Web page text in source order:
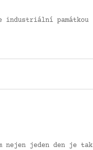
industriální památkou
nejen jeden den je tak